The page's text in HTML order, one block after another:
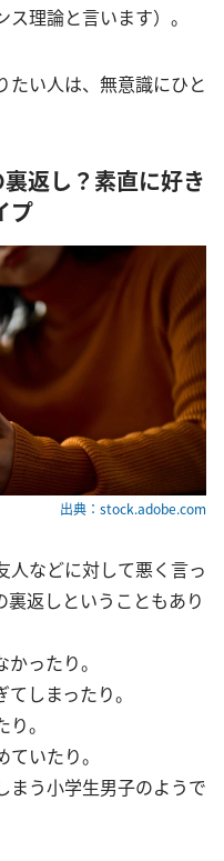
理論と言います）。
たい人は、無意識にひと
返し？素直に好き
プ
出典：stock.adobe.com
人などに対して悪く言っ
返しということもあり
ったり。
しまったり。
。
いたり。
まう小学生男子のようで